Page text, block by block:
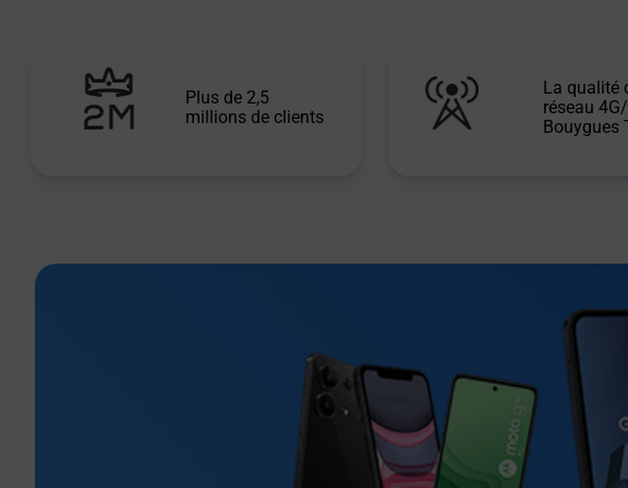
Plus de 2,5
millions de clients
La qualité
réseau
Bouygues